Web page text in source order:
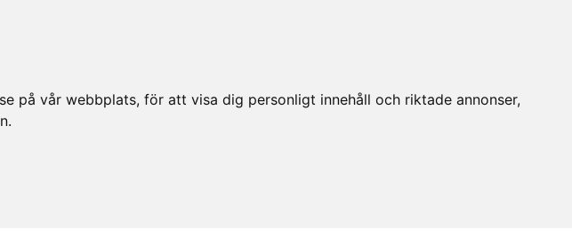
på vår webbplats, för att visa dig personligt innehåll och riktade annonser,